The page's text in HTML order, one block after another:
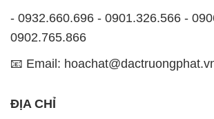
- 0932.660.696 - 0901.326.566 -
0902.765.866
📧 Email:
ĐỊA CHỈ